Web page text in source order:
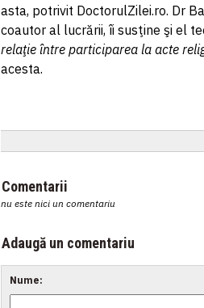
asta, potrivit DoctorulZilei.ro. Dr
coautor al lucrării, îi susţine şi el
relaţie între participarea la acte
acesta.
Comentarii
nu este nici un comentariu
Adaugă un comentariu
Nume: